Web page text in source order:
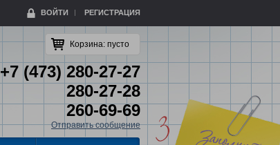
ВОЙТИ РЕГИСТРАЦИЯ
Корзина: пусто
+7 (473) 280-27-27
280-27-28
260-69-69
Отправить сообщение